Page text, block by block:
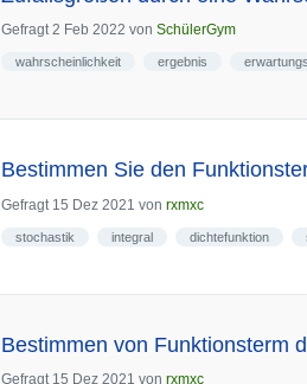
Gefragt 2 Feb 2022 von SchülerGym
wahrscheinlichkeit ergebnis
Bestimmen Sie den
Gefragt 15 Dez 2021 von rxmxc
stochastik integral dichtefunktion
Bestimmen von Funktionsterm
Gefragt 15 Dez 2021 von rxmxc